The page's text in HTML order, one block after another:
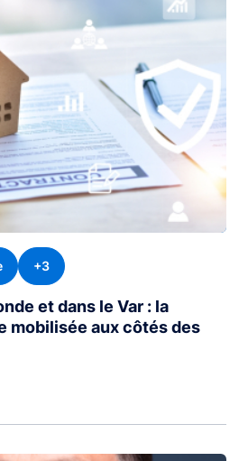
+3
et dans le Var : la
mobilisée aux côtés des